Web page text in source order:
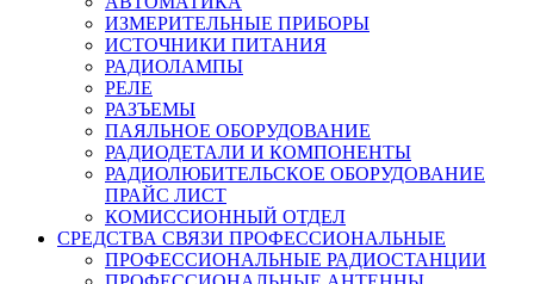
ИЗМЕРИТЕЛЬНЫЕ ПРИБОРЫ
ИСТОЧНИКИ ПИТАНИЯ
РАДИОЛАМПЫ
РЕЛЕ
РАЗЪЕМЫ
ПАЯЛЬНОЕ ОБОРУДОВАНИЕ
РАДИОДЕТАЛИ И КОМПОНЕНТЫ
РАДИОЛЮБИТЕЛЬСКОЕ ОБОРУДОВАНИЕ
ПРАЙС ЛИСТ
КОМИССИОННЫЙ ОТДЕЛ
СРЕДСТВА СВЯЗИ ПРОФЕССИОНАЛЬНЫЕ
ПРОФЕССИОНАЛЬНЫЕ РАДИОСТАНЦИИ